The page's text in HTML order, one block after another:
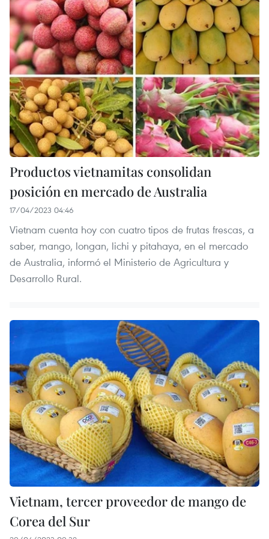
Productos vietnamitas consolidan
posición en mercado de Australia
17/04/2023 04:46
Vietnam cuenta hoy con cuatro tipos de frutas frescas, a
saber, mango, longan, lichi y pitahaya, en el mercado
de Australia, informó el Ministerio de Agricultura y
Desarrollo Rural.
Vietnam, tercer proveedor de mango de
Corea del Sur